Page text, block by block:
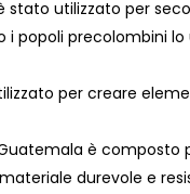
utilizzato per
i popoli precolombini
per creare
è
durevole e